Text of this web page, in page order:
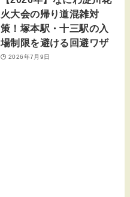
火大会の帰り道混雑対
策！塚本駅・十三駅の入
場制限を避ける回避ワザ
2026年7月9日